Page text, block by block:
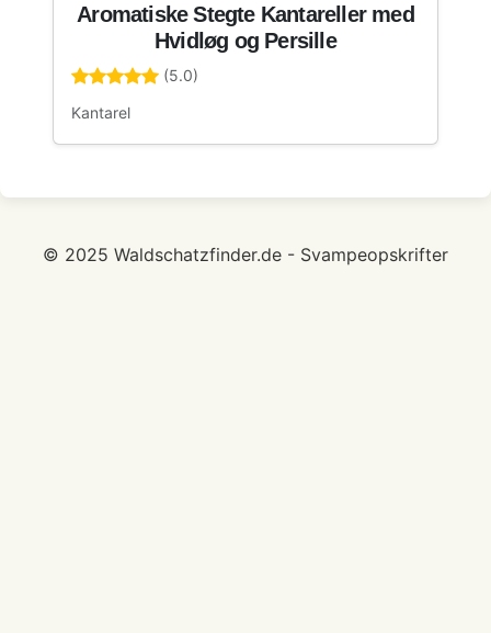
Aromatiske Stegte Kantareller med
Hvidløg og Persille
(5.0)
Kantarel
© 2025 Waldschatzfinder.de - Svampeopskrifter